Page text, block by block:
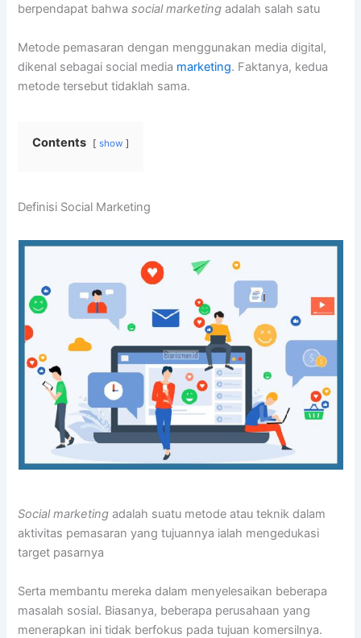
berpendapat bahwasocial marketing adalah salah satu
Metode pemasaran dengan menggunakan media digital,
dikenal sebagai social media marketing. Faktanya, kedua
metode tersebut tidaklah sama.
Contents show
Definisi Social Marketing
Social marketing adalah suatu metode atau teknik dalam
aktivitas pemasaran yang tujuannya ialah mengedukasi
target pasarnya
Serta membantu mereka dalam menyelesaikan beberapa
masalah sosial. Biasanya, beberapa perusahaan yang
menerapkan ini tidak berfokus pada tujuan komersilnya.